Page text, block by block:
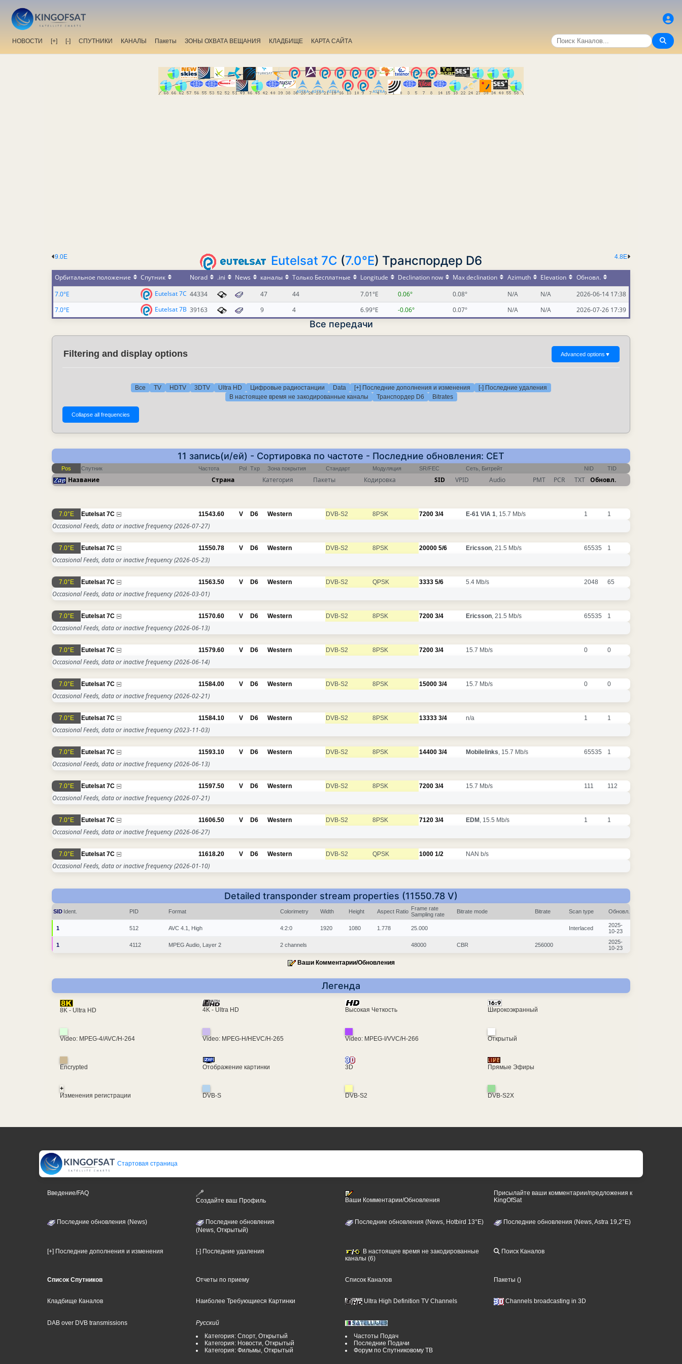
НОВОСТИ [+] [-] СПУТНИКИ КАНАЛЫ Пакеты ЗОНЫ ОХВАТА ВЕЩАНИЯ КЛАДБИЩЕ КАРТА САЙТА
4.8E
9.0E Eutelsat 7C (7.0°E) Транспордер D6
Орбитальное положение Спутник Norad .ini News каналы Только Бесплатные Longitude Declination now Max declination Azimuth Elevation
Обновл.
7.0°E
Eutelsat 7C 44334 47 44 7.01°E 0.06° 0.08° N/A N/A
2026-06-14 17:38
7.0°E
Eutelsat 7B 39163 9 4 6.99°E -0.06° 0.07° N/A N/A 2026-07-26 17:39
Все передачи
Filtering and display options Advanced options ▼
Все TV HDTV 3DTV Ultra HD Цифровые радиостанции Data [+] Последние дополнения и изменения
[-] Последние удаления
В настоящее время не закодированные каналы
Транспордер D6 Bitrates
11 запись(и/ей) - Сортировка по частоте - Последние обновления: CET
Pos Спутник Частота Pol Txp Зона покрытия Стандарт Модуляция SR/FEC Сеть, Битрейт NID TID
Название Страна Категория Пакеты Кодировка SID VPID Audio PMT PCR TXT Обновл.
7.0°E Eutelsat 7C 11543.60 V D6 Western DVB-S2 8PSK 7200 3/4 E-61 VIA 1 , 15.7 Mb/s 1 1
Occasional Feeds, data or inactive frequency(2026-07-27)
7.0°E Eutelsat 7C 11550.78 V D6 Western DVB-S2 8PSK 20000 5/6 Ericsson , 21.5 Mb/s 65535 1
Occasional Feeds, data or inactive frequency(2026-05-23)
7.0°E Eutelsat 7C 11563.50 V D6 Western DVB-S2 QPSK 3333 5/6 5.4 Mb/s 2048 65
Occasional Feeds, data or inactive frequency(2026-03-01)
7.0°E Eutelsat 7C 11570.60 V D6 Western DVB-S2 8PSK 7200 3/4 Ericsson , 21.5 Mb/s 65535 1
Occasional Feeds, data or inactive frequency(2026-06-13)
7.0°E Eutelsat 7C 11579.60 V D6 Western DVB-S2 8PSK 7200 3/4 15.7 Mb/s 0 0
Occasional Feeds, data or inactive frequency(2026-06-14)
7.0°E Eutelsat 7C 11584.00 V D6 Western DVB-S2 8PSK 15000 3/4 15.7 Mb/s 0 0
Occasional Feeds, data or inactive frequency(2026-02-21)
7.0°E Eutelsat 7C 11584.10 V D6 Western DVB-S2 8PSK 13333 3/4 n/a 1 1
Occasional Feeds, data or inactive frequency(2023-11-03)
7.0°E Eutelsat 7C 11593.10 V D6 Western DVB-S2 8PSK 14400 3/4 Mobilelinks , 15.7 Mb/s 65535 1
Occasional Feeds, data or inactive frequency(2026-06-13)
7.0°E Eutelsat 7C 11597.50 V D6 Western DVB-S2 8PSK 7200 3/4 15.7 Mb/s 111 112
Occasional Feeds, data or inactive frequency(2026-07-21)
7.0°E Eutelsat 7C 11606.50 V D6 Western DVB-S2 8PSK 7120 3/4 EDM , 15.5 Mb/s 1 1
Occasional Feeds, data or inactive frequency(2026-06-27)
7.0°E Eutelsat 7C 11618.20 V D6 Western DVB-S2 QPSK 1000 1/2 NAN b/s
Occasional Feeds, data or inactive frequency(2026-01-10)
Detailed transponder stream properties (11550.78 V)
SID Ident. PID Format Colorimetry Width Height Aspect Ratio Frame rate
Sampling rate
Bitrate mode Bitrate Scan type Обновл.
1 512 AVC 4.1, High 4:2:0 1920 1080 1.778 25.000 Interlaced
2025-
10-23
1 4112 MPEG Audio, Layer 2 2 channels 48000 CBR 256000
2025-
10-23
Ваши Комментарии/Обновления
Легенда
8K - Ultra HD 4K - Ultra HD Высокая Четкость Широкоэкранный
Video: MPEG-4/AVC/H-264 Video: MPEG-H/HEVC/H-265 Video: MPEG-I/VVC/H-266 Открытый
Encrypted Отображение картинки 3D Прямые Эфиры
+
Изменения регистрации
DVB-S DVB-S2 DVB-S2X
Стартовая страница
Введение/FAQ
Создайте ваш Профиль
Ваши Комментарии/Обновления
Присылайте ваши комментарии/предложения к
KingOfSat
Последние обновления (News)
Последние обновления
(News, Открытый)
Последние обновления (News, Hotbird 13°E) Последние обновления (News, Astra 19,2°E)
[+] Последние дополнения и изменения [-] Последние удаления
В настоящее время не закодированные
каналы (6)
Поиск Каналов
Список Спутников Отчеты по приему Список Каналов Пакеты ()
Кладбище Каналов Наиболее Требующиеся Картинки Ultra High Definition TV Channels Channels broadcasting in 3D
DAB over DVB transmissions
Русский
Категория: Спорт, Открытый
Категория: Новости, Открытый
Категория: Фильмы, Открытый
Частоты Подач
Последние Подачи
Форум по Спутниковому ТВ